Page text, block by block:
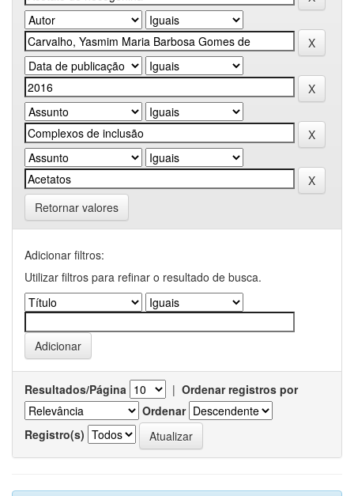
Retornar valores
Adicionar filtros:
Utilizar filtros para refinar o resultado de busca.
Resultados/Página | Ordenar registros por
Ordenar
Registro(s)